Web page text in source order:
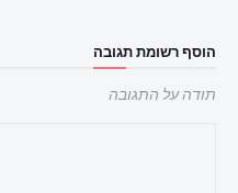
הוסף רשומת תגובה
תודה על התגובה